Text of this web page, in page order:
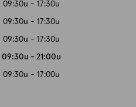
09:30u - 17:30u
09:30u - 17:30u
09:30u - 17:30u
09:30u - 21:00u
09:30u - 17:00u